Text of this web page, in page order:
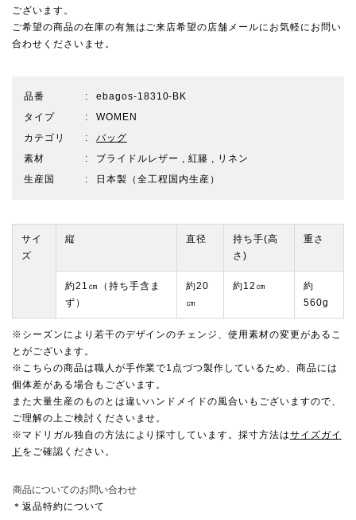
ございます。
ご希望の商品の在庫の有無はご来店希望の店舗メールにお気軽にお問い
合わせくださいませ。
品番
ebagos-18310-BK
タイプ
WOMEN
カテゴリ
バッグ
素材
ブライドルレザー , 紅籐 , リネン
生産国
日本製（全工程国内生産）
サイ
ズ
縦 直径
持ち手(高
さ)
重さ
約21㎝（持ち手含ま
ず）
約20
㎝
約12㎝
約
560g
※シーズンにより若干のデザインのチェンジ、使用素材の変更があるこ
とがございます。
※こちらの商品は職人が手作業で1点づつ製作しているため、商品には
個体差がある場合もございます。
また大量生産のものとは違いハンドメイドの風合いもございますので、
ご理解の上ご検討くださいませ。
※マドリガル独自の方法により採寸しています。採寸方法はサイズガイ
ド をご確認ください。
商品についてのお問い合わせ
＊返品特約について